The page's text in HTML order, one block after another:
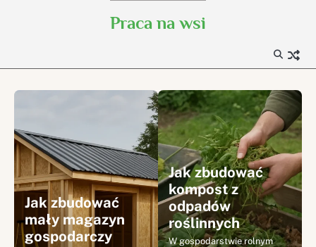
Praca na wsi
Jak zbudować
mały magazyn
gospodarczy
Jak zbudować
kompost z
odpadów
roślinnych
W gospodarstwie rolnym